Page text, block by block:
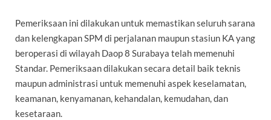
Pemeriksaan ini dilakukan untuk memastikan seluruh sarana
dan kelengkapan SPM di perjalanan maupun stasiun KA yang
beroperasi di wilayah Daop 8 Surabaya telah memenuhi
Standar. Pemeriksaan dilakukan secara detail baik teknis
maupun administrasi untuk memenuhi aspek keselamatan,
keamanan, kenyamanan, kehandalan, kemudahan, dan
kesetaraan.